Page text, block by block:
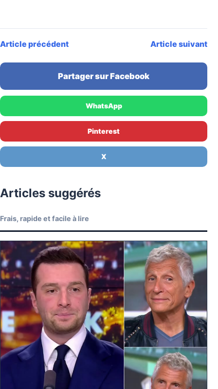
Article précédent Article suivant
Partager sur Facebook
WhatsApp
Pinterest
X
Articles suggérés
Frais, rapide et facile à lire